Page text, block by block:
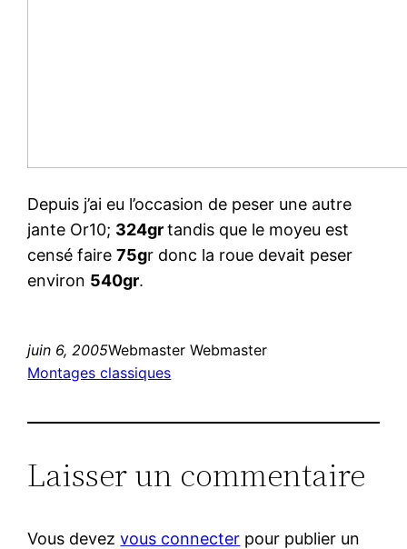
Depuis j’ai eu l’occasion de peser une autre
jante Or10; 324grtandis que le moyeu est
censé faire75gr donc la roue devait peser
environ 540gr.
juin 6, 2005Webmaster Webmaster
Montages classiques
Laisser un commentaire
Vous devezvous connecter pour publier un